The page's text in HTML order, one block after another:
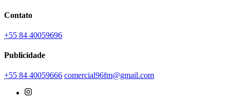
Contato
+55 84 40059696
Publicidade
+55 84 40059666 comercial96fm@gmail.com